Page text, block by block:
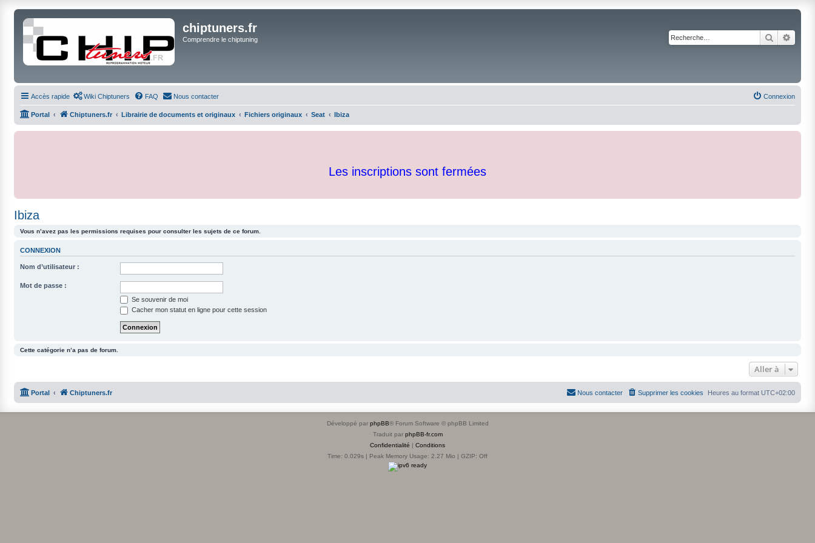
chiptuners.fr
Comprendre le chiptuning Rechercher
Accès rapide Wiki Chiptuners FAQ Nous contacter Connexion
Portal Chiptuners.fr Librairie de documents et originaux Fichiers originaux Seat Ibiza
Les inscriptions sont fermées
Ibiza
Vous n’avez pas les permissions requises pour consulter les sujets de ce forum.
CONNEXION
Nom d’utilisateur :
Mot de passe :
Se souvenir de moi
Cacher mon statut en ligne pour cette session
Cette catégorie n’a pas de forum.
Aller à
Portal Chiptuners.fr Heures au format UTC+02:00
Supprimer les cookies
Nous contacter
Développé par phpBB® Forum Software © phpBB Limited
Traduit par phpBB-fr.com
Confidentialité | Conditions
Time: 0.029s | Peak Memory Usage: 2.27 Mio | GZIP: Off